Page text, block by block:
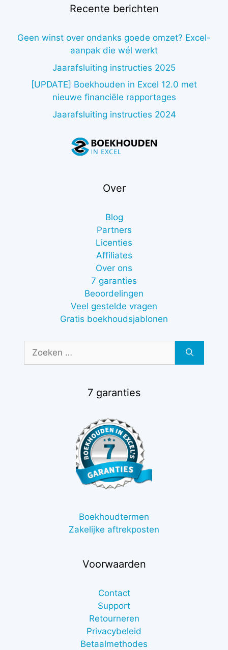
Recente berichten
Geen winst over ondanks goede omzet? Excel-
aanpak die wél werkt
Jaarafsluiting instructies 2025
[UPDATE] Boekhouden in Excel 12.0 met
nieuwe financiële rapportages
Jaarafsluiting instructies 2024
Over
Blog
Partners
Licenties
Affiliates
Over ons
7 garanties
Beoordelingen
Veel gestelde vragen
Gratis boekhoudsjablonen
naar:
7 garanties
Boekhoudtermen
Zakelijke aftrekposten
Voorwaarden
Contact
Support
Retourneren
Privacybeleid
Betaalmethodes